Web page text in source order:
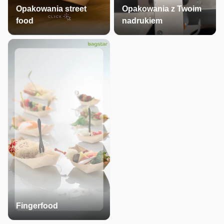
Opakowania street
food
Opakowania z Twoim
nadrukiem
Fingerfood